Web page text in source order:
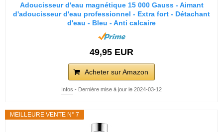
Adoucisseur d'eau magnétique 15 000 Gauss - Aimant
d'adoucisseur d'eau professionnel - Extra fort - Détachant
d'eau - Bleu - Anti calcaire
49,95 EUR
Acheter sur Amazon
Infos - Dernière mise à jour le 2024-03-12
MEILLEURE VENTE N° 7